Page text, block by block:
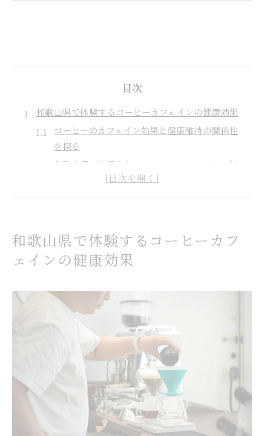
目次
和歌山県で体験するコーヒーカフェインの健康効果
コーヒーのカフェイン効果と健康維持の関係性
を探る
和歌山県で注目されるコーヒーカフェインの特
地域で広がるコーヒーカフェイン健康習慣の実
態
コーヒーとカフェイン効果を日常生活に活かす
カフェイン効果を引き出す和歌山県のコーヒー習慣
コーヒーで実感するカフェイン効果の高め方
和歌山県の生活に根付くコーヒー習慣の工夫
カフェインを活かすコーヒーの飲み方とポイン
地域に合ったコーヒーカフェイン活用術を紹介
コーヒーのカフェイン効果を最大化する日常習
和歌山県で体験するコーヒーカフ
ェインの健康効果